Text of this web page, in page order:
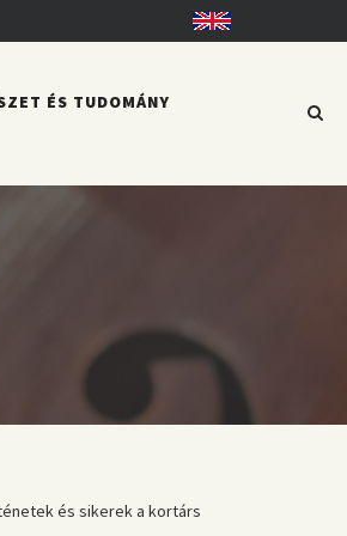
English
ÉS TUDOMÁNY
és sikerek a kortárs